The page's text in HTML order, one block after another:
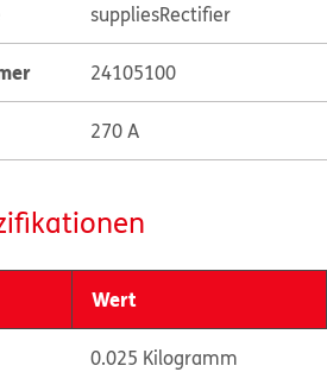
suppliesRectifier
24105100
270 A
Wert
0.025 Kilogramm